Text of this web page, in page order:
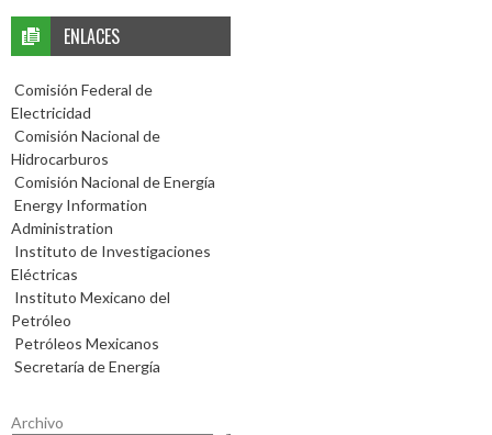
ENLACES
Comisión Federal de
Electricidad
Comisión Nacional de
Hidrocarburos
Comisión Nacional de Energía
Energy Information
Administration
Instituto de Investigaciones
Eléctricas
Instituto Mexicano del
Petróleo
Petróleos Mexicanos
Secretaría de Energía
Archivo